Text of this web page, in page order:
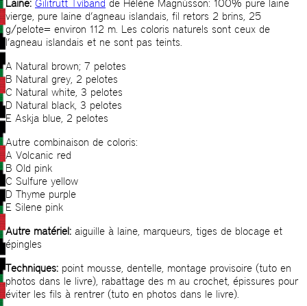
Laine: Gilitrutt Tvíband de Hélène Magnússon: 100% pure laine
vierge, pure laine d’agneau islandais, fil retors 2 brins, 25
g/pelote= environ 112 m. Les coloris naturels sont ceux de
l’agneau islandais et ne sont pas teints.
A Natural brown; 7 pelotes
B Natural grey, 2 pelotes
C Natural white, 3 pelotes
D Natural black, 3 pelotes
E Askja blue, 2 pelotes
Autre combinaison de coloris:
A Volcanic red
B Old pink
C Sulfure yellow
D Thyme purple
E Silene pink
Autre matériel: aiguille à laine, marqueurs, tiges de blocage et
épingles
Techniques: point mousse, dentelle, montage provisoire (tuto en
photos dans le livre), rabattage des m au crochet, épissures pour
éviter les fils à rentrer (tuto en photos dans le livre).